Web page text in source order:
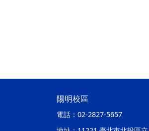
陽明校區
電話： 02-2827-5657